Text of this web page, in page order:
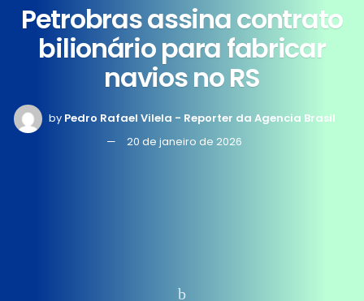
Petrobras assina contrato
bilionário para fabricar
navios no RS
by Pedro Rafael Vilela - Reporter da Agencia Brasil
20 de janeiro de 2026